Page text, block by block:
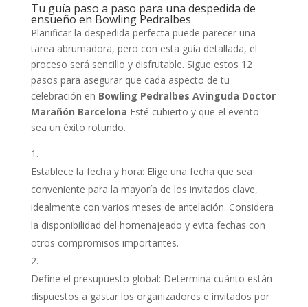
Tu guía paso a paso para una despedida de
ensueño en Bowling Pedralbes
Planificar la despedida perfecta puede parecer una
tarea abrumadora, pero con esta guía detallada, el
proceso será sencillo y disfrutable. Sigue estos 12
pasos para asegurar que cada aspecto de tu
celebración en Bowling Pedralbes Avinguda Doctor
Marañón Barcelona Esté cubierto y que el evento
sea un éxito rotundo.
Establece la fecha y hora: Elige una fecha que sea
conveniente para la mayoría de los invitados clave,
idealmente con varios meses de antelación. Considera
la disponibilidad del homenajeado y evita fechas con
otros compromisos importantes.
Define el presupuesto global: Determina cuánto están
dispuestos a gastar los organizadores e invitados por